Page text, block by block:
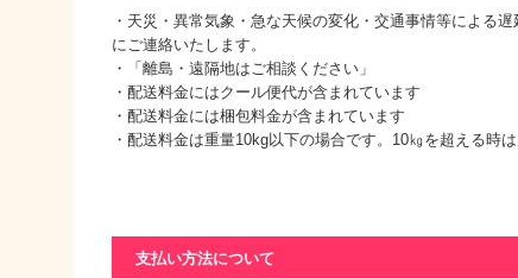
・天災・異常気象・急な天候の変化・交通事情等による
にご連絡いたします。
・「離島・遠隔地はご相談ください」
・配送料金にはクール便代が含まれています
・配送料金には梱包料金が含まれています
・配送料金は重量10kg以下の場合です。10㎏を超える時
支払い方法について